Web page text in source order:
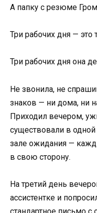
А папку с резюме
Три рабочих дня — это
Три рабочих дня она
Не звонила, не
знаков — ни дома, ни
Приходил вечером,
существовали в
зале ожидания —
в свою сторону.
На третий день
ассистентке и